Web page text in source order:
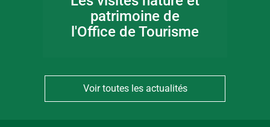
patrimoine de
l'Office de Tourisme
Voir toutes les actualités